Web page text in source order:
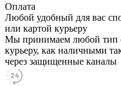
Оплата
Любой удобный для вас
или картой курьеру
Мы принимаем любой тип
курьеру, как наличными
через защищенные каналы